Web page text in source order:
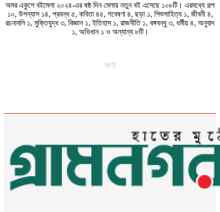
অমর একুশে বইমেলা ২০২৪-এর ষষ্ঠ দিন মেলায় নতুন বই এসেছে ১০৮টি। এরমধ্যে গল্প
১০, উপন্যাস ১৪, প্রবন্ধ ৫, কবিতা ৪৫, গবেষণা ৪, ছড়া ১, শিশুসাহিত্য ১, জীবনী ৪,
রচনাবলি ১, মুক্তিযুদ্ধ ৩, বিজ্ঞান ১, ইতিহাস ১, রাজনীতি ১, বঙ্গবন্ধু ৩, ধর্মীয় ৪, অনুবাদ
১, অভিধান ১ ও অন্যান্য ৮টি।
সা/ই